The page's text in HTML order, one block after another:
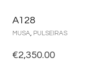
A128
MUSA, PULSEIRAS
€2,350.00